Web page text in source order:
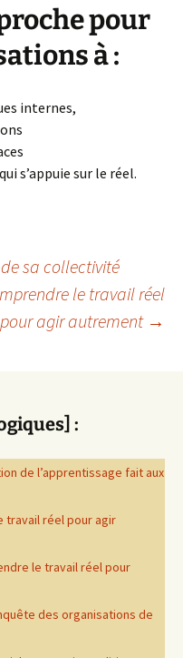
pour
à :
internes,
s’appuie sur le réel.
sa collectivité
le travail réel
pour agir autrement →
:
de l’apprentissage fait aux
travail réel pour agir
le travail réel pour
des organisations de